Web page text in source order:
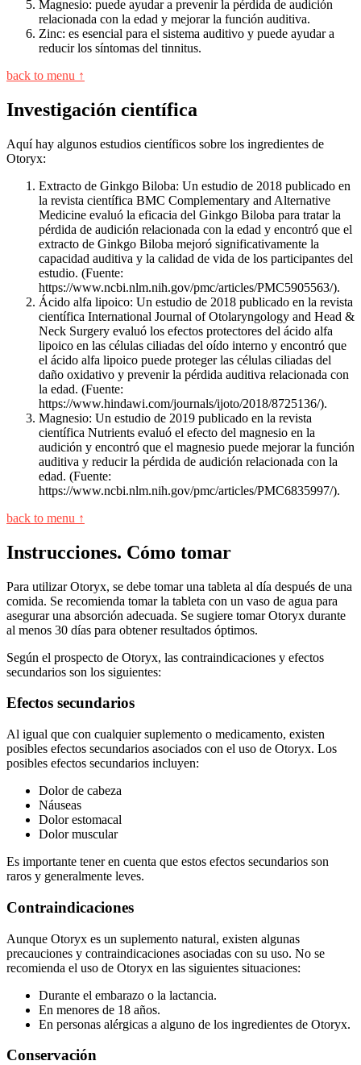
Magnesio: puede ayudar a prevenir la pérdida de audición
relacionada con la edad y mejorar la función auditiva.
Zinc: es esencial para el sistema auditivo y puede ayudar a
reducir los síntomas del tinnitus.
back to menu ↑
Investigación científica
Aquí hay algunos estudios científicos sobre los ingredientes de
Otoryx:
Extracto de Ginkgo Biloba: Un estudio de 2018 publicado en
la revista científica BMC Complementary and Alternative
Medicine evaluó la eficacia del Ginkgo Biloba para tratar la
pérdida de audición relacionada con la edad y encontró que el
extracto de Ginkgo Biloba mejoró significativamente la
capacidad auditiva y la calidad de vida de los participantes del
estudio. (Fuente:
https://www.ncbi.nlm.nih.gov/pmc/articles/PMC5905563/).
Ácido alfa lipoico: Un estudio de 2018 publicado en la revista
científica International Journal of Otolaryngology and Head &
Neck Surgery evaluó los efectos protectores del ácido alfa
lipoico en las células ciliadas del oído interno y encontró que
el ácido alfa lipoico puede proteger las células ciliadas del
daño oxidativo y prevenir la pérdida auditiva relacionada con
la edad. (Fuente:
https://www.hindawi.com/journals/ijoto/2018/8725136/).
Magnesio: Un estudio de 2019 publicado en la revista
científica Nutrients evaluó el efecto del magnesio en la
audición y encontró que el magnesio puede mejorar la función
auditiva y reducir la pérdida de audición relacionada con la
edad. (Fuente:
https://www.ncbi.nlm.nih.gov/pmc/articles/PMC6835997/).
back to menu ↑
Instrucciones. Cómo tomar
Para utilizar Otoryx, se debe tomar una tableta al día después de una
comida. Se recomienda tomar la tableta con un vaso de agua para
asegurar una absorción adecuada. Se sugiere tomar Otoryx durante
al menos 30 días para obtener resultados óptimos.
Según el prospecto de Otoryx, las contraindicaciones y efectos
secundarios son los siguientes:
Efectos secundarios
Al igual que con cualquier suplemento o medicamento, existen
posibles efectos secundarios asociados con el uso de Otoryx. Los
posibles efectos secundarios incluyen:
Dolor de cabeza
Náuseas
Dolor estomacal
Dolor muscular
Es importante tener en cuenta que estos efectos secundarios son
raros y generalmente leves.
Contraindicaciones
Aunque Otoryx es un suplemento natural, existen algunas
precauciones y contraindicaciones asociadas con su uso. No se
recomienda el uso de Otoryx en las siguientes situaciones:
Durante el embarazo o la lactancia.
En menores de 18 años.
En personas alérgicas a alguno de los ingredientes de Otoryx.
Conservación